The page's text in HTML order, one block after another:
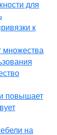
для
к
множества
повышает
на